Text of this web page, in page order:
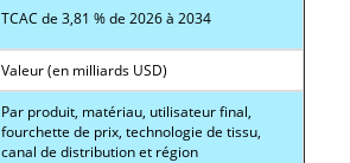
TCAC de 3,81 % de 2026 à 2034
Valeur (en milliards USD)
Par produit, matériau, utilisateur final,
fourchette de prix, technologie de tissu,
canal de distribution et région